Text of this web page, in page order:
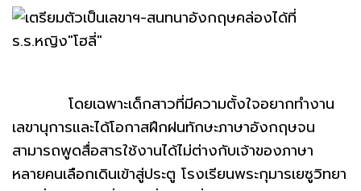
โดยเฉพาะเด็กสาวที่มีความตั้งใจอยากทำงาน
เลขานุการและได้โอกาสฝึกฝนทักษะภาษาอังกฤษจน
สามารถพูดสื่อสารใช้งานได้ไม่ต่างกับเจ้าของภาษา
หลายคนเลือกเดินเข้าสู่ประตู โรงเรียนพระกุมารเยซูวิทยา